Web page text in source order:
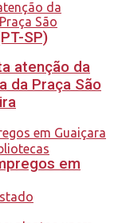
SP)
atenção da
da Praça São
em